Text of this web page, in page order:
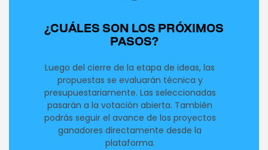
¿CUÁLES SON LOS PRÓXIMOS
PASOS?
Luego del cierre de la etapa de ideas, las
propuestas se evaluarán técnica y
presupuestariamente. Las seleccionadas
pasarán a la votación abierta. También
podrás seguir el avance de los proyectos
ganadores directamente desde la
plataforma.